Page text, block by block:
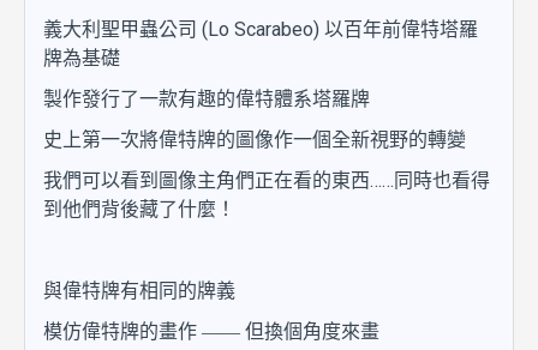
義大利聖甲蟲公司 (Lo Scarabeo) 以百年前偉特塔羅
牌為基礎
製作發行了一款有趣的偉特體系塔羅牌
史上第一次將偉特牌的圖像作一個全新視野的轉變
我們可以看到圖像主角們正在看的東西……同時也看得
到他們背後藏了什麼！
與偉特牌有相同的牌義
模仿偉特牌的畫作 ―― 但換個角度來畫